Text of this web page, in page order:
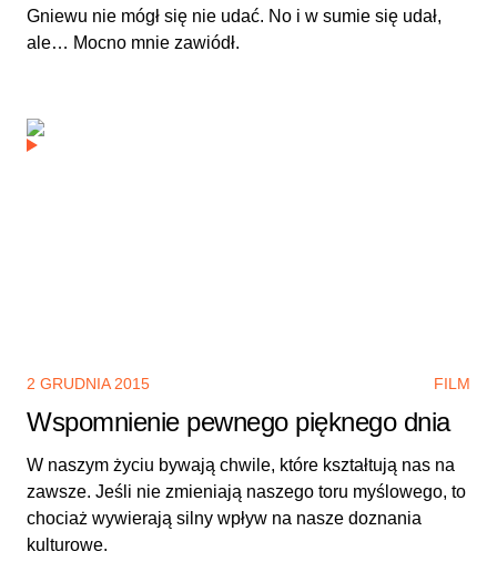
Gniewu nie mógł się nie udać. No i w sumie się udał,
ale… Mocno mnie zawiódł.
2 GRUDNIA 2015 FILM
Wspomnienie pewnego pięknego dnia
W naszym życiu bywają chwile, które kształtują nas na
zawsze. Jeśli nie zmieniają naszego toru myślowego, to
chociaż wywierają silny wpływ na nasze doznania
kulturowe.